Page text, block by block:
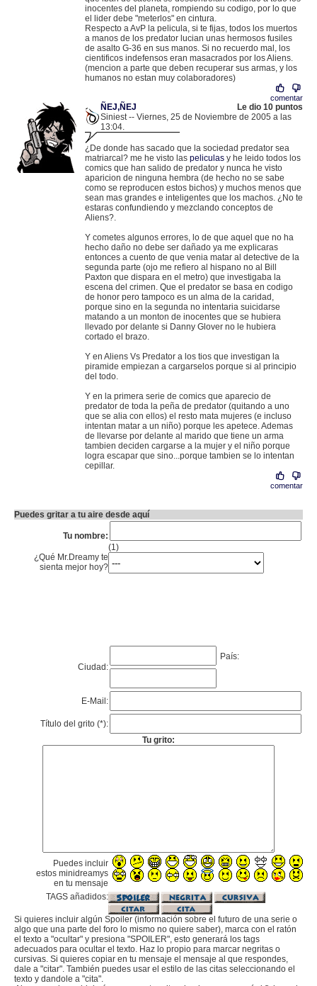
inocentes del planeta, rompiendo su codigo, por lo que
el lider debe "meterlos" en cintura.
Respecto a AvP la pelicula, si te fijas, todos los muertos
a manos de los predator lucian unas hermosos fusiles
de asalto G-36 en sus manos. Si no recuerdo mal, los
cientificos indefensos eran masacrados por los Aliens.
(mencion a parte que deben recuperar sus armas, y los
humanos no estan muy colaboradores)
comentar
ÑEJ,ÑEJ
Le dio 10 puntos
Siniest -- Viernes, 25 de Noviembre de 2005 a las
13:04.
¿De donde has sacado que la sociedad predator sea
matriarcal? me he visto las peliculas y he leido todos los
comics que han salido de predator y nunca he visto
aparicion de ninguna hembra (de hecho no se sabe
como se reproducen estos bichos) y muchos menos que
sean mas grandes e inteligentes que los machos. ¿No te
estaras confundiendo y mezclando conceptos de
Aliens?.
Y cometes algunos errores, lo de que aquel que no ha
hecho daño no debe ser dañado ya me explicaras
entonces a cuento de que venia matar al detective de la
segunda parte (ojo me refiero al hispano no al Bill
Paxton que dispara en el metro) que investigaba la
escena del crimen. Que el predator se basa en codigo
de honor pero tampoco es un alma de la caridad,
porque sino en la segunda no intentaria suicidarse
matando a un monton de inocentes que se hubiera
llevado por delante si Danny Glover no le hubiera
cortado el brazo.
Y en Aliens Vs Predator a los tios que investigan la
piramide empiezan a cargarselos porque si al principio
del todo.
Y en la primera serie de comics que aparecio de
predator de toda la peña de predator (quitando a uno
que se alia con ellos) el resto mata mujeres (e incluso
intentan matar a un niño) porque les apetece. Ademas
de llevarse por delante al marido que tiene un arma
tambien deciden cargarse a la mujer y el niño porque
logra escapar que sino...porque tambien se lo intentan
cepillar.
comentar
Puedes gritar a tu aire desde aquí
Tu nombre:
(1)
¿Qué Mr.Dreamy te
sienta mejor hoy?
Ciudad:
País:
E-Mail:
Título del grito (*):
Tu grito:
Puedes incluir
estos minidreamys
en tu mensaje
TAGS añadidos:
Si quieres incluir algún Spoiler (información sobre el futuro de una serie o
algo que una parte del foro lo mismo no quiere saber), marca con el ratón
el texto a "ocultar" y presiona "SPOILER", esto generará los tags
adecuados para ocultar el texto. Haz lo propio para marcar negritas o
cursivas. Si quieres copiar en tu mensaje el mensaje al que respondes,
dale a "citar". También puedes usar el estilo de las citas seleccionando el
texto y dandole a "cita".